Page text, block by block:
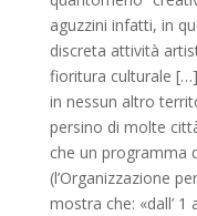
aguzzini infatti, in
discreta attività
fioritura culturale
in nessun altro
persino di molte
che un programma
(l’Organizzazione
mostra che: «dall’